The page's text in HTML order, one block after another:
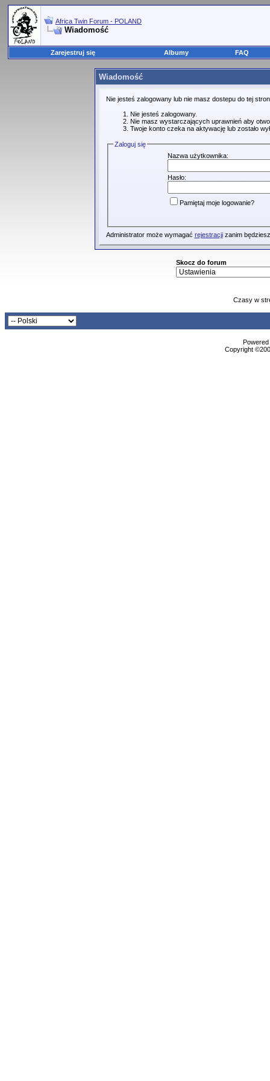
Africa Twin Forum - POLAND
Wiadomość
Zarejestruj się Albumy FAQ
Wiadomość
Nie jesteś zalogowany lub nie masz dostepu do tej
Nie jesteś zalogowany.
Nie masz wystarczających uprawnień aby
Twoje konto czeka na aktywację lub zostało
Zaloguj się
Nazwa użytkownika:
Hasło:
Pamiętaj moje logowanie?
Administrator może wymagać rejestracjizanim
Skocz do forum
Czasy w
Copyright